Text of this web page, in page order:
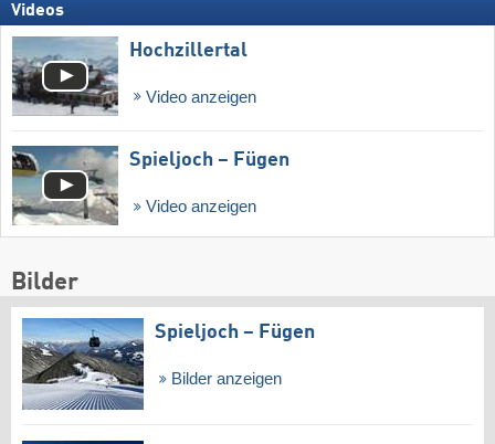
Videos
Hochzillertal
Video anzeigen
Spieljoch – Fügen
Video anzeigen
Bilder
Spieljoch – Fügen
Bilder anzeigen